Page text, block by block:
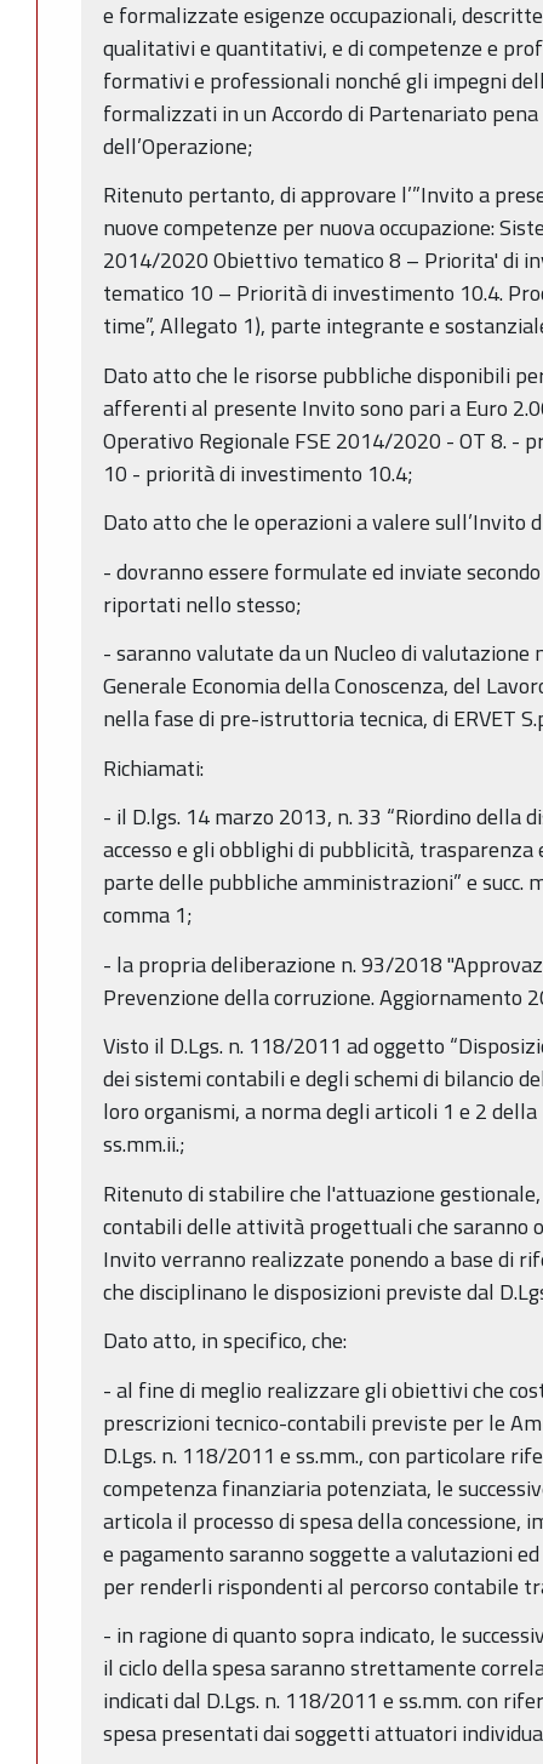
e formalizzate esigenze occupazionali,
qualitativi e quantitativi, e di competenze e
formativi e professionali nonché gli impegni
formalizzati in un Accordo di Partenariato
dell’Operazione;
Ritenuto pertanto, di approvare l’”Invito a
nuove competenze per nuova occupazione:
2014/2020 Obiettivo tematico 8 – Priorita' di
tematico 10 – Priorità di investimento 10.4.
time”, Allegato 1), parte integrante e
Dato atto che le risorse pubbliche disponibili
afferenti al presente Invito sono pari a Euro
Operativo Regionale FSE 2014/2020 - OT 8. -
10 - priorità di investimento 10.4;
Dato atto che le operazioni a valere sull’Invito
- dovranno essere formulate ed inviate
riportati nello stesso;
- saranno valutate da un Nucleo di
Generale Economia della Conoscenza, del
nella fase di pre-istruttoria tecnica, di ERVET
Richiamati:
- il D.lgs. 14 marzo 2013, n. 33 “Riordino della
accesso e gli obblighi di pubblicità,
parte delle pubbliche amministrazioni” e succ.
comma 1;
- la propria deliberazione n. 93/2018
Prevenzione della corruzione. Aggiornamento
Visto il D.Lgs. n. 118/2011 ad oggetto
dei sistemi contabili e degli schemi di bilancio
loro organismi, a norma degli articoli 1 e 2 della
ss.mm.ii.;
Ritenuto di stabilire che l'attuazione
contabili delle attività progettuali che saranno
Invito verranno realizzate ponendo a base di
che disciplinano le disposizioni previste dal
Dato atto, in specifico, che:
- al fine di meglio realizzare gli obiettivi che
prescrizioni tecnico-contabili previste per le
D.Lgs. n. 118/2011 e ss.mm., con particolare
competenza finanziaria potenziata, le
articola il processo di spesa della concessione,
e pagamento saranno soggette a valutazioni
per renderli rispondenti al percorso contabile
- in ragione di quanto sopra indicato, le
il ciclo della spesa saranno strettamente
indicati dal D.Lgs. n. 118/2011 e ss.mm. con
spesa presentati dai soggetti attuatori